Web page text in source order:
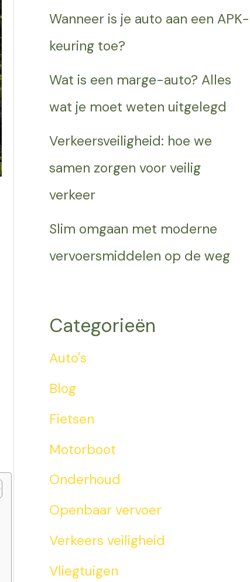
Wanneer is je auto aan een APK-
keuring toe?
Wat is een marge-auto? Alles
wat je moet weten uitgelegd
Verkeersveiligheid: hoe we
samen zorgen voor veilig
verkeer
Slim omgaan met moderne
vervoersmiddelen op de weg
Categorieën
Auto's
Blog
Fietsen
Motorboot
Onderhoud
Openbaar vervoer
Verkeers veiligheid
Vliegtuigen